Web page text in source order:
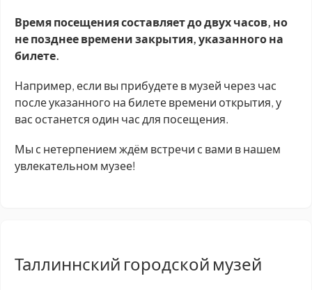
Время посещения составляет до двух часов, но
не позднее времени закрытия, указанного на
билете.
Например, если вы прибудете в музей через час
после указанного на билете времени открытия, у
вас останется один час для посещения.
Мы с нетерпением ждём встречи с вами в нашем
увлекательном музее!
Таллиннский городской музей